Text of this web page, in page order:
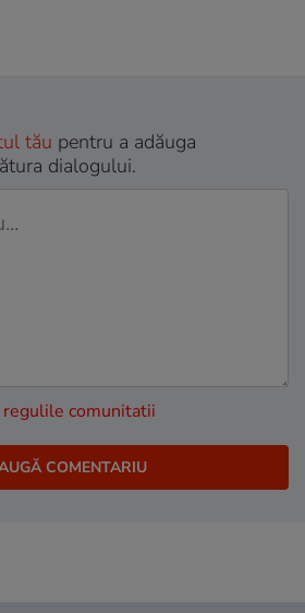
tău pentru a adăuga
dialogului.
regulile comunitatii